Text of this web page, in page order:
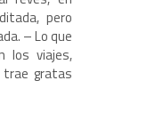
pero
– Lo que
los viajes,
trae gratas